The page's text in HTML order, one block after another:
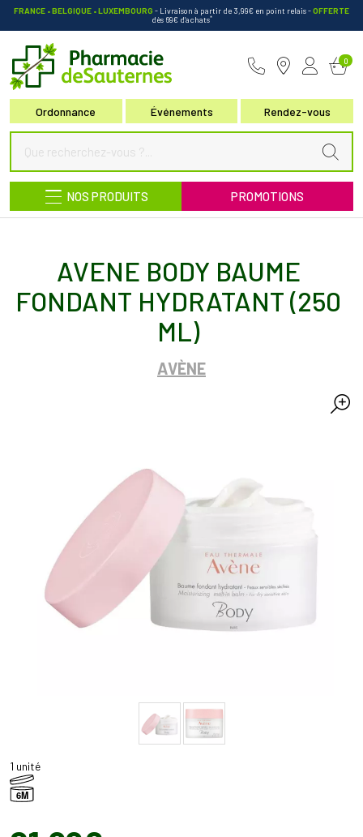
FRANCE • BELGIQUE • LUXEMBOURG - Livraison à partir de 3,99€ en point relais-OFFERTE
dès 69€ d’achats*
Ordonnance Événements Rendez-vous
0
NOS PRODUITS PROMOTIONS
AVENE BODY BAUME
FONDANT HYDRATANT (250
ML)
AVÈNE
1 unité
6M